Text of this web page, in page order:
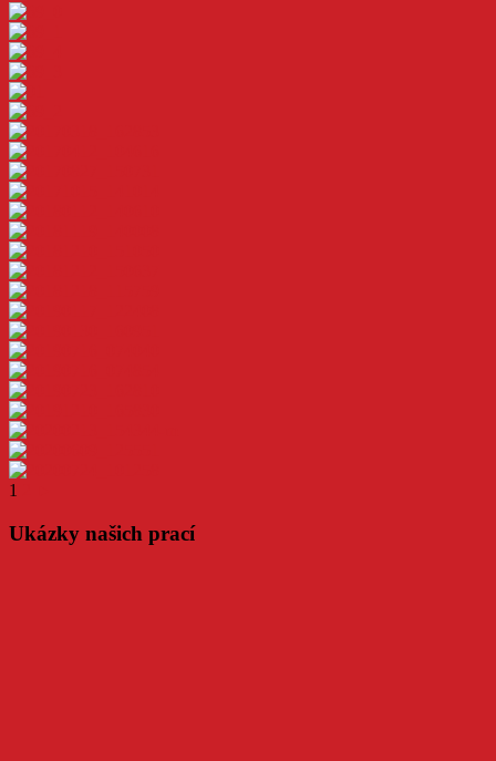
1
Ukázky našich prací